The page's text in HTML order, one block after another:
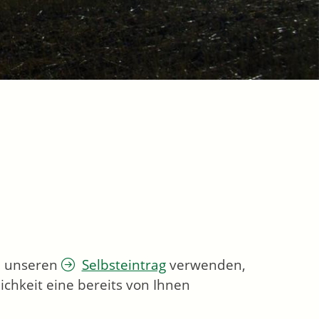
unseren Selbsteintragverwenden,
eine bereits von Ihnen